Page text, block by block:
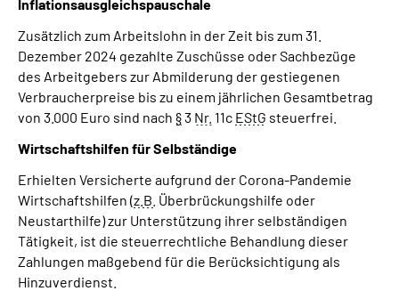
Inflationsausgleichspauschale
Zusätzlich zum Arbeitslohn in der Zeit bis zum 31.
Dezember 2024 gezahlte Zuschüsse oder Sachbezüge
des Arbeitgebers zur Abmilderung der gestiegenen
Verbraucherpreise bis zu einem jährlichen Gesamtbetrag
von 3.000 Euro sind nach §3 Nr. 11c EStG steuerfrei.
Wirtschaftshilfen für Selbständige
Erhielten Versicherte aufgrund der Corona-Pandemie
Wirtschaftshilfen (z.B. Überbrückungshilfe oder
Neustarthilfe) zur Unterstützung ihrer selbständigen
Tätigkeit, ist die steuerrechtliche Behandlung dieser
Zahlungen maßgebend für die Berücksichtigung als
Hinzuverdienst.